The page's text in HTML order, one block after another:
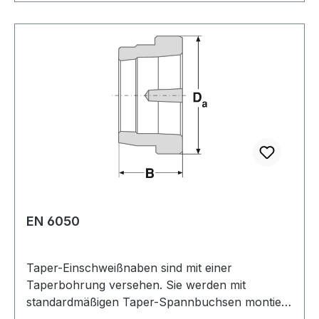
der Welle befestigt. Gewicht: 0,2 kgkg
Warenursprung: VRC Zolltarifnummer: 7325 10
00 Aussendurchmesser: 73 mmmm Breite: 26
EN 6050
Taper-Einschweißnaben sind mit einer
Taperbohrung versehen. Sie werden mit
standardmäßigen Taper-Spannbuchsen montiert.